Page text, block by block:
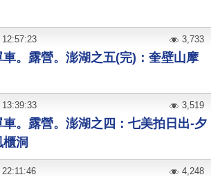
車。露營。澎湖之五(完)：奎壁山摩
12:57:23 3,733
車。露營。澎湖之四：七美拍日出-夕
櫃洞
13:39:33 3,519
22:11:46 4,248